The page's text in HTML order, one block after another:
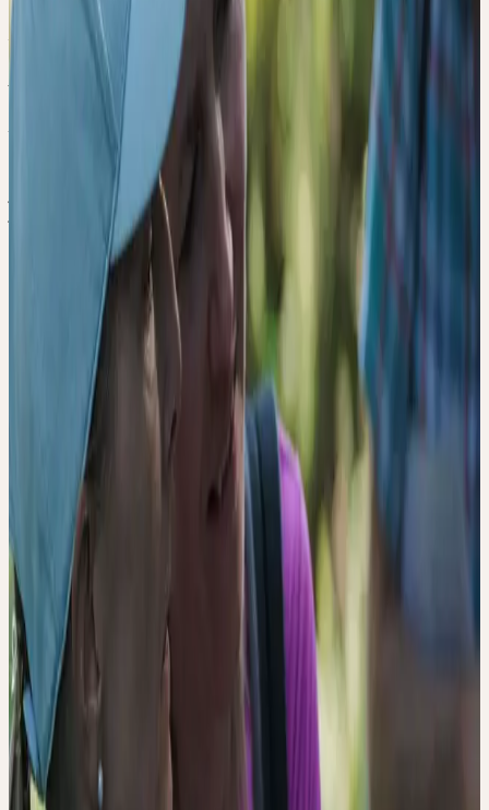
Pflanzen-Exkursion:
Heilpflanzen in der
Natur begegnen
jeudi, 25 juin 2026
CH-9656 Alt St. Johann
2026
Introduction 🇨🇭 CH Tous
PFLANZEN-
EXKURSION:
HEILPFLANZEN IN
DER NATUR
BEGEGNEN
In unserer modernen Welt gewinnt eine achtsame Verbundenheit
zur Natur zunehmend an Bedeutung. Lassen Sie sich von Ceres-
Wildsammler Raphael Stucki in die faszinierende Welt der
Heilpflanzen einführen. Während unserer Pflanzen-Exkursion
werden Sie Gelegenheit haben, diese wertvollen Naturheilmittel
hautnah in ihrem natürlichen Lebensraum zu erleben.
SCHWERPUNKTE